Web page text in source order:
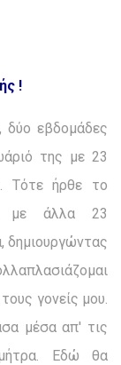
!
δύο εβδομάδες
της με 23
Τότε ήρθε το
με άλλα 23
δημιουργώντας
γονείς μου.
μέσα απ' τις
Εδώ θα